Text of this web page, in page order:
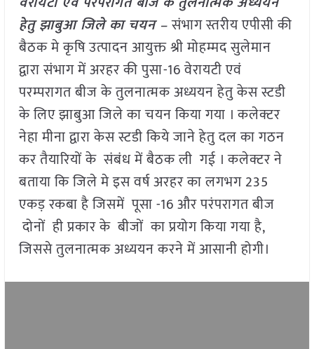
हेतु झाबुआ जिले का चयन –संभाग स्तरीय एपीसी की
बैठक मे कृषि उत्पादन आयुक्त श्री मोहम्मद सुलेमान
द्वारा संभाग में अरहर की पुसा-16 वेरायटी एवं
परम्परागत बीज के तुलनात्मक अध्ययन हेतु केस स्टडी
के लिए झाबुआ जिले का चयन किया गया । कलेक्टर
नेहा मीना द्वारा केस स्टडी किये जाने हेतु दल का गठन
कर तैयारियों के संबंध में बैठक ली गई । कलेक्टर ने
बताया कि जिले मे इस वर्ष अरहर का लगभग 235
एकड़ रकबा है जिसमें पूसा -16 और परंपरागत बीज
दोनों ही प्रकार के बीजों का प्रयोग किया गया है,
जिससे तुलनात्मक अध्ययन करने में आसानी होगी।